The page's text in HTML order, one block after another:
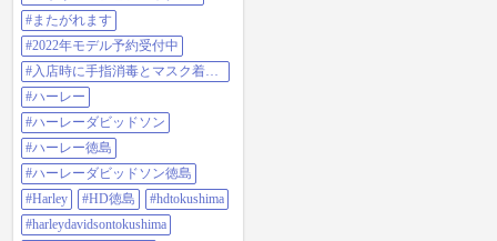
予約受付中 #入店時に手指消毒とマ
スク着用お願いします #ハーレー #
ハーレーダビッドソン #ハーレー徳
島 #ハーレーダビッドソン徳島
#harley #HD徳島 #hdtokushima
#harleydavidsontokushima #ハーレー
のある生活 #ハーレーで遊ぼう #ハ
ーレーで人生楽しもう #オートバイ
#バイク #ツーリング #徳島 #四国 #
カスタム #mjバイク
#またがれます
#2022年モデル予約受付中
#入店時に手指消毒とマスク着用
お願いします
#ハーレー
#ハーレーダビッドソン
#ハーレー徳島
#ハーレーダビッドソン徳島
#Harley
#HD徳島
#hdtokushima
#harleydavidsontokushima